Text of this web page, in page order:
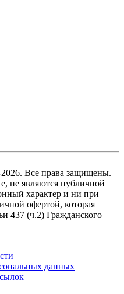
Все права защищены.
не являются публичной
характер и ни при
офертой, которая
437 (ч.2) Гражданского
данных